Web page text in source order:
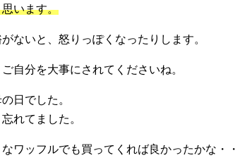
います。
ないと、怒りっぽくなったりします。
自分を大事にされてくださいね。
日でした。
れてました。
ワッフルでも買ってくれば良かったかな・・